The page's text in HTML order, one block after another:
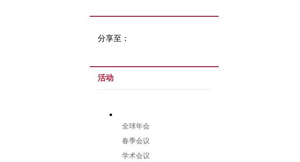
分享至：
活动
全球年会
春季会议
学术会议